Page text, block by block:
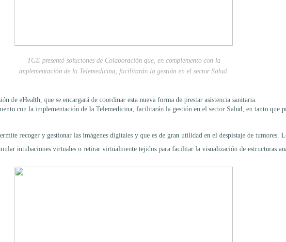
TGE presentó soluciones de Colaboración que, en complemento con la
implementación de la Telemedicina, facilitarán la gestión en el sector Salud.
de eHealth, que se encargará de coordinar esta nueva forma de prestar asistencia sanitaria.
con la implementación de la Telemedicina, facilitarán la gestión en el sector Salud, en tanto que
recoger y gestionar las imágenes digitales y que es de gran utilidad en el despistaje de tumores.
intubaciones virtuales o retirar virtualmente tejidos para facilitar la visualización de estructuras